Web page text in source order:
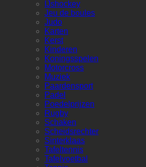
IJshockey
Jeu de boules
Judo
Karten
Kerst
Kinderen
Koningsspelen
Motorcross
Muziek
Paardensport
Padel
Poedelprijzen
Rugby
Schaken
Scheidsrechter
Sinterklaas
Tafeltennis
Tafelvoetbal